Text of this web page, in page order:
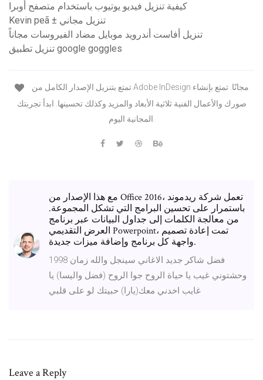
كيفية تنزيل فيديو يوتيوب باستخدام متصفح أوبرا
Kevin peã ± تنزيل مجاني
تنزيل أفاست أندرويد موبايل مضاد الفيروسات مجاناً
تنزيل تطبيق google goggles
صورك والأعمال الفنية ثلاثية الأبعاد والمزيد وكذلك تحسينها. ابدأ تجربتك
مع هذا الإصدار من Office 2016، تعمل شركة ريدموند
باستمرار على تحسين البرامج التي تشكل المجموعة.
من معالجة الكلمات إلى جداول البيانات عبر برنامج
العرض التقديمي Powerpoint، تمت إعادة تصميم
واجهة كل برنامج وإضافة ميزات جديدة.
فضل شاكر جديد الاغاني سينجل والله زمان 1998
وحشتوني غيب يا حياة الروح جوا الروح (فضل واليسا) يا
غايب اخدني معك(يارا) حبيتك لو على قلبي
Leave a Reply